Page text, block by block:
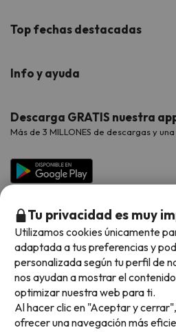
Proveedores
Viajes para grupos
Hoteles Cataluña
Hoteles Galicia
Hoteles Salou
Viajes con Niños
Viajes de Novios
Chollos con Todo Incluido
Chollos en la playa
Hoteles con toboganes
Selección de la Newsletter
Los favoritos de nuestros clientes
Top fechas destacadas
Verano
Vacaciones en Agosto
Vacaciones en Octubre
Vacaciones en Noviembre
Info y ayuda
Contáctanos
Preguntas frecuentes
Descarga GRATIS nuestra
Más de 3 MILLONES de descargas y
Métodos de pago disponibles
Tu privacidad es muy
Utilizamos cookies únicamente
adaptada a tus preferencias y
personalizada según tu perfil de
nos ayudan a mostrar el
optimizar nuestra web para ti.
Al hacer clic en "Aceptar y
ofrecer una navegación más